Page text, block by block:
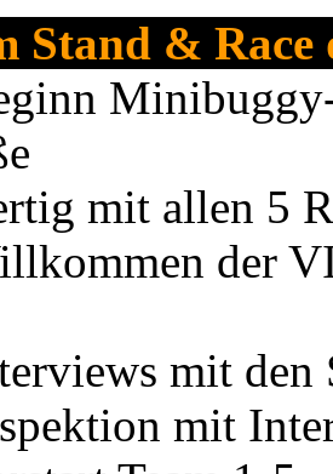
Stand & Race
mit allen 5
der
mit den
mit